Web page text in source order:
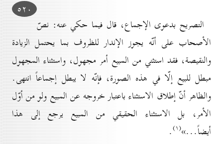
٥۲٠
التصريح بدعوى الإجماع، قال فيما حكي عنه: نصّ
الأصحاب على أنّه يجوز الإندار للظروف بما يحتمل الزيادة
والنقيصة، فقد استثني من المبيع أمر مجهول، واستثناء المجهول
مبطل للبيع إلّا في هذه الصورة، فإنّه لا يبطل إجماعاً انتهى.
والظاهر أنّ إطلاق الاستثناء باعتبار خروجه عن المبيع ولو من أوّل
الأمر، بل الاستثناء الحقيقي من المبيع يرجع إلى هذا
أيضاً...»(۱) .